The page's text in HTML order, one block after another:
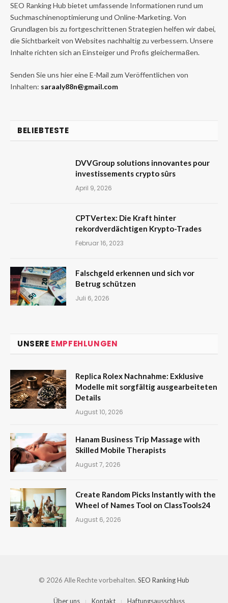
SEO Ranking Hub bietet umfassende Informationen rund um
Suchmaschinenoptimierung und Online-Marketing. Von
Grundlagen bis zu fortgeschrittenen Strategien helfen wir dabei,
die Sichtbarkeit von Websites nachhaltig zu verbessern. Unsere
Inhalte richten sich an Einsteiger und Profis gleichermaßen.
Senden Sie uns hier eine E-Mail zum Veröffentlichen von
Inhalten: saraaly88n@gmail.com
BELIEBTESTE
DVVGroup solutions innovantes pour
investissements crypto sûrs
April 9, 2026
CPTVertex: Die Kraft hinter
rekordverdächtigen Krypto-Trades
Februar 16, 2023
Falschgeld erkennen und sich vor
Betrug schützen
Juli 6, 2026
UNSERE EMPFEHLUNGEN
Replica Rolex Nachnahme: Exklusive
Modelle mit sorgfältig ausgearbeiteten
Details
August 10, 2026
Hanam Business Trip Massage with
Skilled Mobile Therapists
August 7, 2026
Create Random Picks Instantly with the
Wheel of Names Tool on ClassTools24
August 6, 2026
© 2026 Alle Rechte vorbehalten. SEO Ranking Hub
Über uns Kontakt Haftungsausschluss